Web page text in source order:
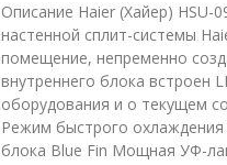
Описание Haier (Хайер) HSU-
настенной сплит-системы
помещение, непременно
внутреннего блока встроен
оборудования и о текущем
Режим быстрого охлаждения
блока Blue Fin Мощная УФ-